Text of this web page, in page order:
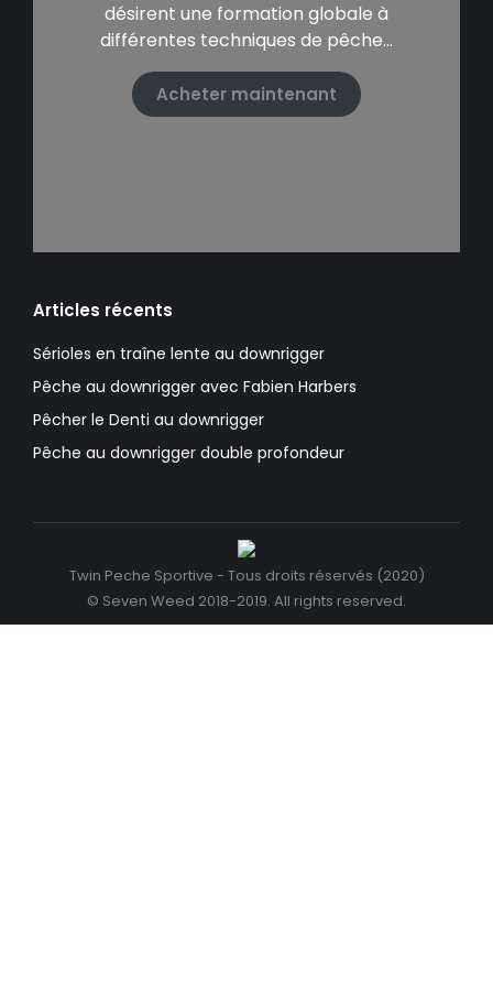
désirent une formation globale à
différentes techniques de pêche…
Acheter maintenant
Articles récents
Sérioles en traîne lente au downrigger
Pêche au downrigger avec Fabien Harbers
Pêcher le Denti au downrigger
Pêche au downrigger double profondeur
Twin Peche Sportive - Tous droits réservés (2020)
© Seven Weed 2018-2019. All rights reserved.